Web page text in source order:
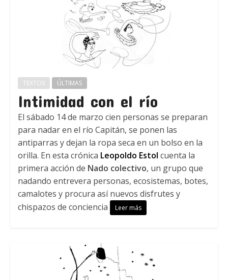
TEXTOS ÚLTIMAS
Intimidad con el río
El sábado 14 de marzo cien personas se preparan
para nadar en el río Capitán, se ponen las
antiparras y dejan la ropa seca en un bolso en la
orilla. En esta crónica Leopoldo Estol cuenta la
primera acción de Nado colectivo, un grupo que
nadando entrevera personas, ecosistemas, botes,
camalotes y procura así nuevos disfrutes y
chispazos de conciencia
Leer más